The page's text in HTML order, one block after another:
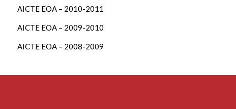
AICTE EOA – 2010-2011
AICTE EOA – 2009-2010
AICTE EOA – 2008-2009